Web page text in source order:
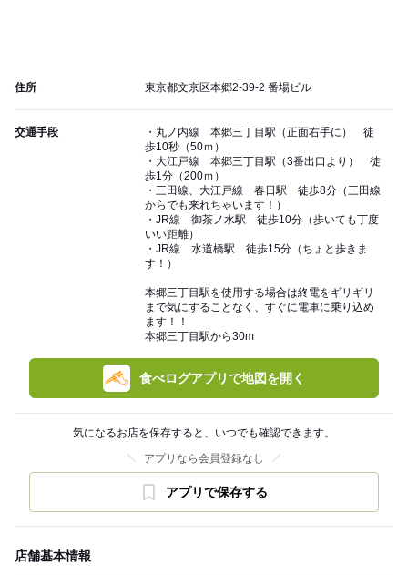
住所 東京都文京区本郷2-39-2 番場ビル
交通手段
・丸ノ内線 本郷三丁目駅（正面右手に） 徒
歩10秒（50ｍ）
・大江戸線 本郷三丁目駅（3番出口より） 徒
歩1分（200ｍ）
・三田線、大江戸線 春日駅 徒歩8分（三田線
からでも来れちゃいます！）
・JR線 御茶ノ水駅 徒歩10分（歩いても丁度
いい距離）
・JR線 水道橋駅 徒歩15分（ちょと歩きま
す！）
本郷三丁目駅を使用する場合は終電をギリギリ
まで気にすることなく、すぐに電車に乗り込め
ます！！
本郷三丁目駅から30m
食べログアプリで地図を開く
気になるお店を保存すると、いつでも確認できます。
アプリなら会員登録なし
アプリで保存する
店舗基本情報